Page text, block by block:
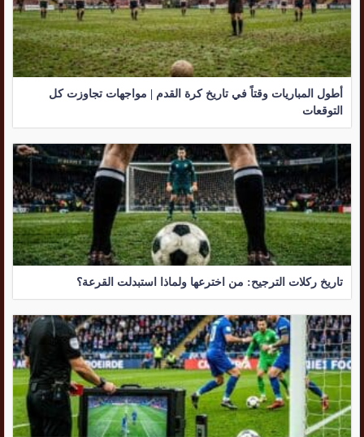
أطول المباريات وقتاً في تاريخ كرة القدم | مواجهات تجاوزت كل
التوقعات
تاريخ ركلات الترجيح: من اخترعها ولماذا استبدلت القرعة؟